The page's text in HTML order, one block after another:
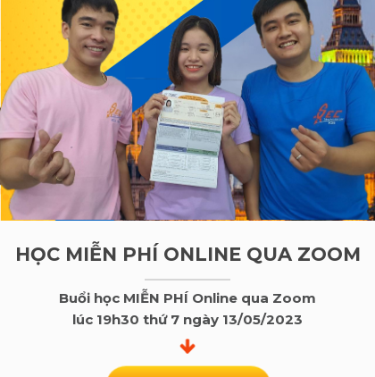
Buổi học MIỄN PHÍ Online qua Zoom
lúc 19h30 thứ 7 ngày 13/05/2023
HỌC MIỄN PHÍ ONLINE QUA ZOOM